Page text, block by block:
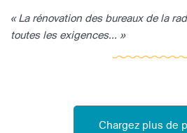
« La rénovation des bureaux de la
toutes les exigences... »
Chargez plus de